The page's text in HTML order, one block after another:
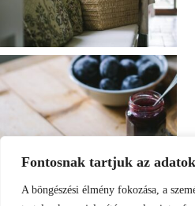
Fontosnak tartjuk az
A böngészési élmény fokozása, a